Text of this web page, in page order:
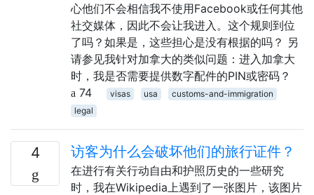
心他们不会相信我不使用Facebook或任何其他
社交媒体，因此不会让我进入。这个规则到位
了吗？如果是，这些担心是没有根据的吗？ 另
请参见我针对加拿大的类似问题：进入加拿大
时，我是否需要提供数字配件的PIN或密码？
74
visas usa
customs-and-immigration
legal
4 访客为什么会破坏他们的旅行证件？
在进行有关行动自由和护照历史的一些研究
时，我在Wikipedia上遇到了一张图片，该图片